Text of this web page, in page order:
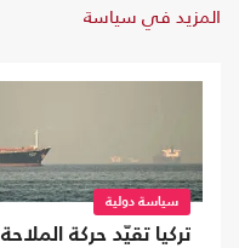
المزيد في سياسة
سياسة دولية
تركيا تقيّد حركة الملاحة